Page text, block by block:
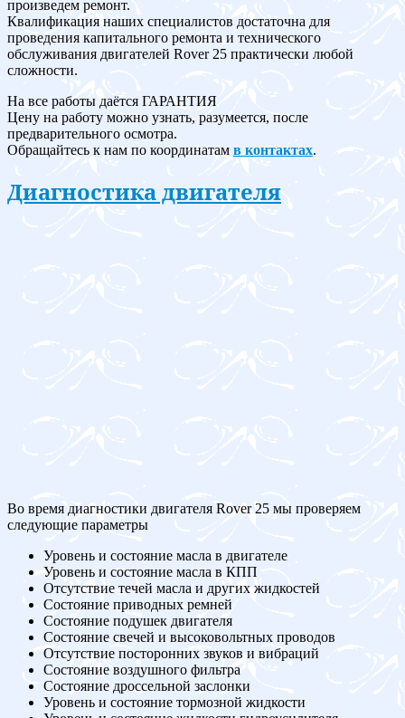
произведем ремонт.
Квалификация наших специалистов достаточна для
проведения капитального ремонта и технического
обслуживания двигателей Rover 25 практически любой
сложности.
На все работы даётся ГАРАНТИЯ
Цену на работу можно узнать, разумеется, после
предварительного осмотра.
Обращайтесь к нам по координатам в контактах.
Диагностика двигателя
Во время диагностики двигателя Rover 25 мы проверяем
следующие параметры
Уровень и состояние масла в двигателе
Уровень и состояние масла в КПП
Отсутствие течей масла и других жидкостей
Состояние приводных ремней
Состояние подушек двигателя
Состояние свечей и высоковольтных проводов
Отсутствие посторонних звуков и вибраций
Состояние воздушного фильтра
Состояние дроссельной заслонки
Уровень и состояние тормозной жидкости